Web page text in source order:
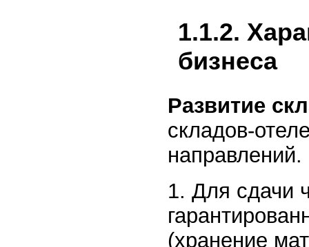
1.1.2.
бизнеса
Развитие
складов-
направлений.
1. Для сдачи
(хранение